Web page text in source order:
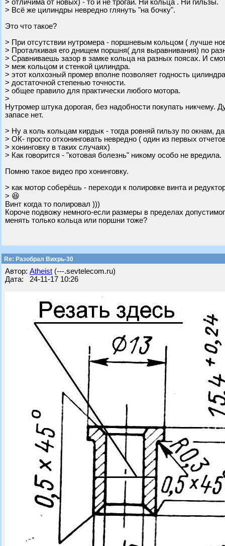
> отличима от новых) - то и не трогай. Ни кольца . Ни гильзы.
> Всё же цилиндры невредно глянуть "на бочку".
Это что такое?
> При отсутствии нутромера - поршневым кольцом ( лучше
> Проталкивая его днищем поршня( для выравнивания) по
> Сравниваешь зазор в замке кольца на разных поясах. И
> меж кольцом и стенкой цилиндра.
> этот колхозный промер вполне позволяет годность
> достаточной степенью точности.
> общее правило для практически любого мотора.
>
Нутромер штука дорогая, без надобности покупать
запасе нет.
> Ну а коль кольцам кирдык - тогда ровняй гильзу по окнам,
> ОК- просто отхонинговать невредно ( один из первых
> хонинговку в таких случаях)
> Как говорится - "котовая болезнь" никому особо не вредила.
Помню такое видео про хонинговку.
> как мотор соберёшь - переходи к полировке винта и
> 😆
Винт когда то полировал )))
Короче подвожу немного-если размеры в пределах
менять только кольца или поршни тоже?
Re: Разобрал Вихрь-30
Автор: Atheist (---.sevtelecom.ru)
Дата: 24-11-17 10:26